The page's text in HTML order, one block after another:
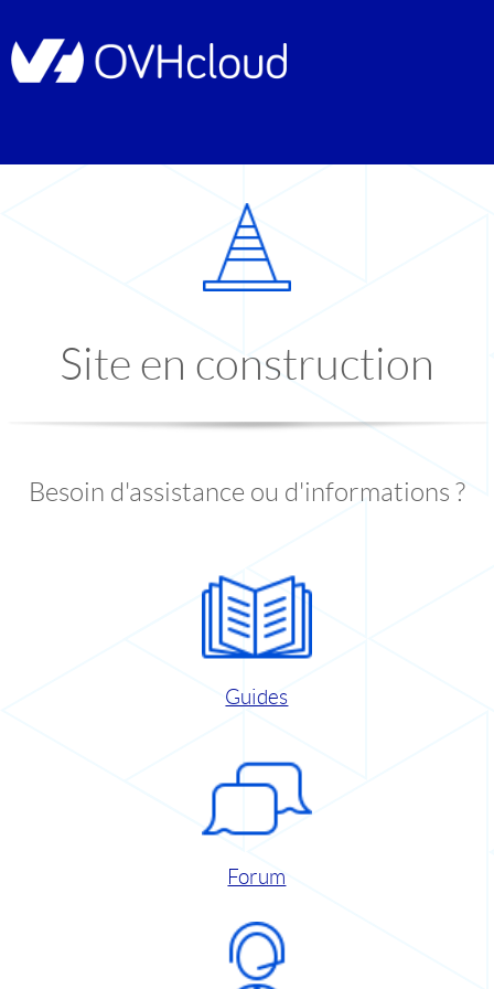
Site en construction
Besoin d'assistance ou d'informations ?
Guides
Forum